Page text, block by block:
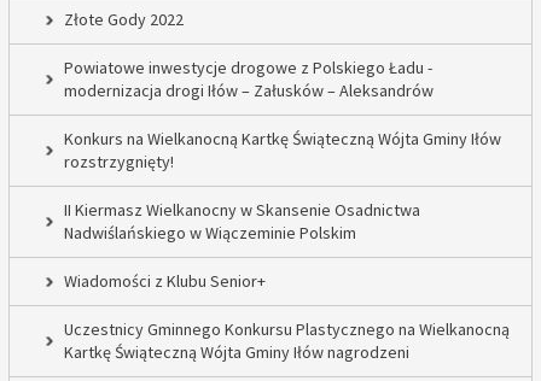
Złote Gody 2022
Powiatowe inwestycje drogowe z Polskiego Ładu -
modernizacja drogi Iłów – Załusków – Aleksandrów
Konkurs na Wielkanocną Kartkę Świąteczną Wójta Gminy Iłów
rozstrzygnięty!
II Kiermasz Wielkanocny w Skansenie Osadnictwa
Nadwiślańskiego w Wiączeminie Polskim
Wiadomości z Klubu Senior+
Uczestnicy Gminnego Konkursu Plastycznego na Wielkanocną
Kartkę Świąteczną Wójta Gminy Iłów nagrodzeni